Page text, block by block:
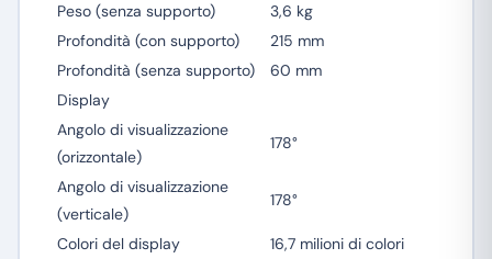
Peso (senza supporto)
3,6 kg
Profondità (con supporto)
215 mm
Profondità (senza supporto)
60 mm
Display
Angolo di visualizzazione
(orizzontale)
178°
Angolo di visualizzazione
(verticale)
178°
Colori del display
16,7 milioni di colori